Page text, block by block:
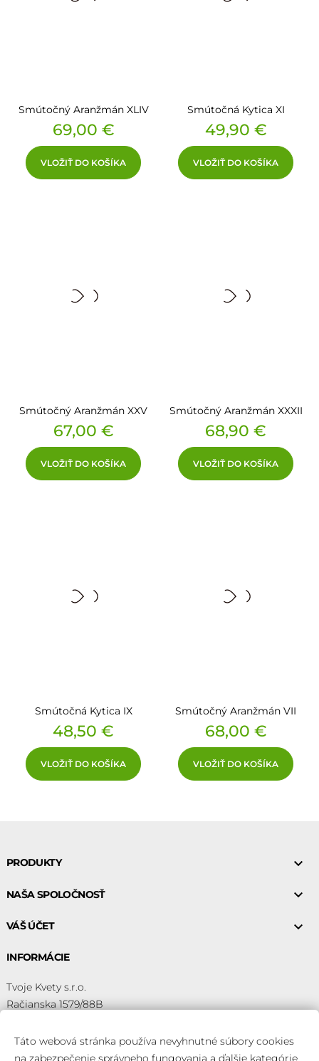
Smútočný Aranžmán XLIV
Cena
69,00 €
VLOŽIŤ DO KOŠÍKA
Smútočná Kytica XI
Cena
49,90 €
VLOŽIŤ DO KOŠÍKA
Smútočný Aranžmán XXV
Cena
67,00 €
VLOŽIŤ DO KOŠÍKA
Smútočný Aranžmán XXXII
Cena
68,90 €
VLOŽIŤ DO KOŠÍKA
Smútočná Kytica IX
Cena
48,50 €
VLOŽIŤ DO KOŠÍKA
Smútočný Aranžmán VII
Cena
68,00 €
VLOŽIŤ DO KOŠÍKA
PRODUKTY 
NAŠA SPOLOČNOSŤ 
VÁŠ ÚČET 
INFORMÁCIE
Tvoje Kvety s.r.o.
Račianska 1579/88B
IČO: 56581289
IBAN: SK1584500000000200004540
Táto webová stránka používa nevyhnutné súbory cookies
na zabezpečenie správneho fungovania a ďalšie kategórie